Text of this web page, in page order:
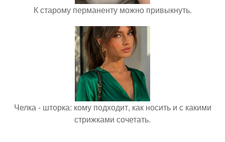
К старому перманенту можно привыкнуть.
Челка - шторка: кому подходит, как носить и с какими
стрижками сочетать.